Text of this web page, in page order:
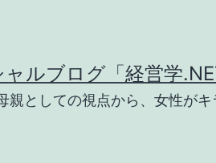
ルブログ「経営学
としての視点から、女性がキ